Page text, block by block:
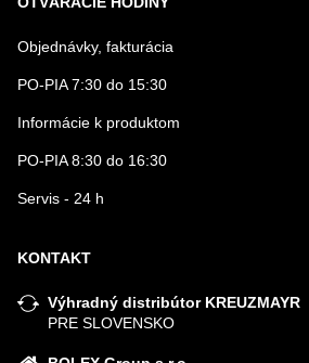
Objednávky, fakturácia
PO-PIA 7:30 do 15:30
Informácie k produktom
PO-PIA 8:30 do 16:30
Servis - 24 h
KONTAKT
Výhradný distribútor KREUZMAYR
PRE SLOVENSKO